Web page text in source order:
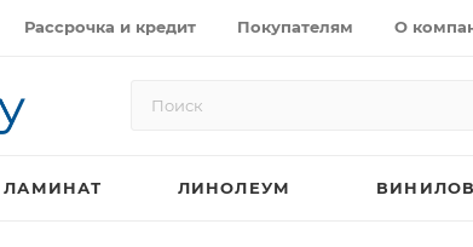
Рассрочка и кредит Покупателям О
ЛАМИНАТ ЛИНОЛЕУМ